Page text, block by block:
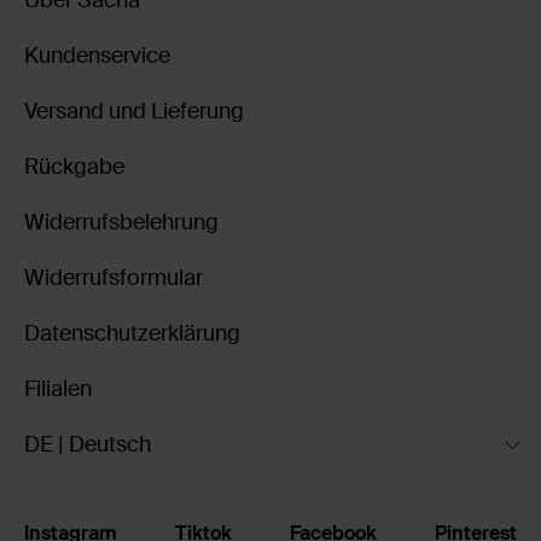
Kundenservice
Versand und Lieferung
Rückgabe
Widerrufsbelehrung
Widerrufsformular
Datenschutzerklärung
Filialen
DE | Deutsch
Instagram Tiktok Facebook Pinterest